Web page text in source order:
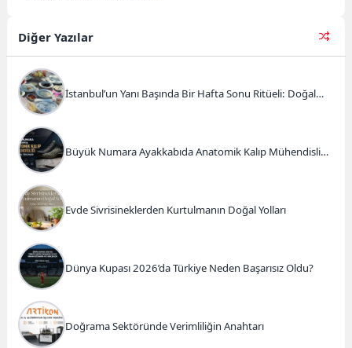
Diğer Yazılar
İstanbul’un Yanı Başında Bir Hafta Sonu Ritüeli: Doğal
Büyük Numara Ayakkabıda Anatomik Kalıp Mühendisliği
Evde Sivrisineklerden Kurtulmanın Doğal Yolları
Dünya Kupası 2026’da Türkiye Neden Başarısız Oldu?
Doğrama Sektöründe Verimliliğin Anahtarı